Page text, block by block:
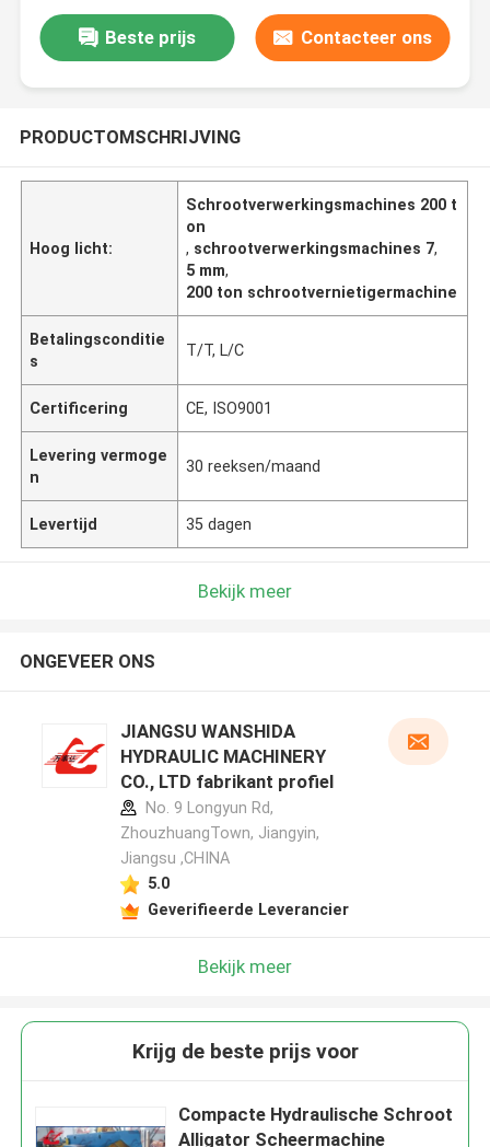
Beste prijs Contacteer ons
PRODUCTOMSCHRIJVING
Hoog licht:
Schrootverwerkingsmachines 200 t
on
, schrootverwerkingsmachines 7,
5 mm,
200 ton schrootvernietigermachine
Betalingsconditie
s
T/T, L/C
Certificering CE, ISO9001
Levering vermoge
n
30 reeksen/maand
Levertijd 35 dagen
Bekijk meer
ONGEVEER ONS
JIANGSU WANSHIDA
HYDRAULIC MACHINERY
CO., LTD fabrikant profiel
No. 9 Longyun Rd,
ZhouzhuangTown, Jiangyin,
Jiangsu ,CHINA
5.0
Geverifieerde Leverancier
Bekijk meer
Krijg de beste prijs voor
Compacte Hydraulische Schroot
Alligator Scheermachine